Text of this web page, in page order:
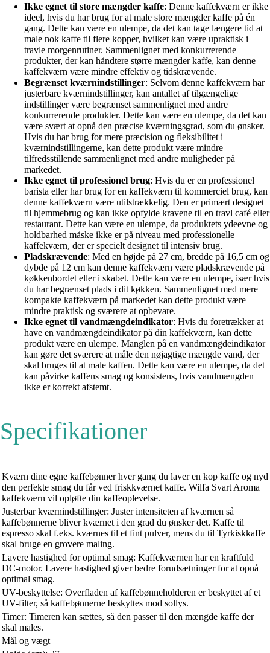
Ikke egnet til store mængder kaffe: Denne kaffekværn er ikke
ideel, hvis du har brug for at male store mængder kaffe på én
gang. Dette kan være en ulempe, da det kan tage længere tid at
male nok kaffe til flere kopper, hvilket kan være upraktisk i
travle morgenrutiner. Sammenlignet med konkurrerende
produkter, der kan håndtere større mængder kaffe, kan denne
kaffekværn være mindre effektiv og tidskrævende.
Begrænset kværnindstillinger: Selvom denne kaffekværn har
justerbare kværnindstillinger, kan antallet af tilgængelige
indstillinger være begrænset sammenlignet med andre
konkurrerende produkter. Dette kan være en ulempe, da det kan
være svært at opnå den præcise kværningsgrad, som du ønsker.
Hvis du har brug for mere præcision og fleksibilitet i
kværnindstillingerne, kan dette produkt være mindre
tilfredsstillende sammenlignet med andre muligheder på
markedet.
Ikke egnet til professionel brug: Hvis du er en professionel
barista eller har brug for en kaffekværn til kommerciel brug, kan
denne kaffekværn være utilstrækkelig. Den er primært designet
til hjemmebrug og kan ikke opfylde kravene til en travl café eller
restaurant. Dette kan være en ulempe, da produktets ydeevne og
holdbarhed måske ikke er på niveau med professionelle
kaffekværn, der er specielt designet til intensiv brug.
Pladskrævende: Med en højde på 27 cm, bredde på 16,5 cm og
dybde på 12 cm kan denne kaffekværn være pladskrævende på
køkkenbordet eller i skabet. Dette kan være en ulempe, især hvis
du har begrænset plads i dit køkken. Sammenlignet med mere
kompakte kaffekværn på markedet kan dette produkt være
mindre praktisk og sværere at opbevare.
Ikke egnet til vandmængdeindikator: Hvis du foretrækker at
have en vandmængdeindikator på din kaffekværn, kan dette
produkt være en ulempe. Manglen på en vandmængdeindikator
kan gøre det sværere at måle den nøjagtige mængde vand, der
skal bruges til at male kaffen. Dette kan være en ulempe, da det
kan påvirke kaffens smag og konsistens, hvis vandmængden
ikke er korrekt afstemt.
Specifikationer
Kværn dine egne kaffebønner hver gang du laver en kop kaffe og nyd
den perfekte smag du får ved friskkværnet kaffe. Wilfa Svart Aroma
kaffekværn vil opløfte din kaffeoplevelse.
Justerbar kværnindstillinger: Juster intensiteten af kværnen så
kaffebønnerne bliver kværnet i den grad du ønsker det. Kaffe til
espresso skal f.eks. kværnes til et fint pulver, mens du til Tyrkiskkaffe
skal bruge en grovere maling.
Lavere hastighed for optimal smag: Kaffekværnen har en kraftfuld
DC-motor. Lavere hastighed giver bedre forudsætninger for at opnå
optimal smag.
UV-beskyttelse: Overfladen af kaffebønneholderen er beskyttet af et
UV-filter, så kaffebønnerne beskyttes mod sollys.
Timer: Timeren kan sættes, så den passer til den mængde kaffe der
skal males.
Mål og vægt